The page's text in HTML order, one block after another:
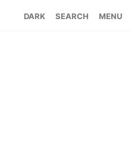
SEARCH MENU